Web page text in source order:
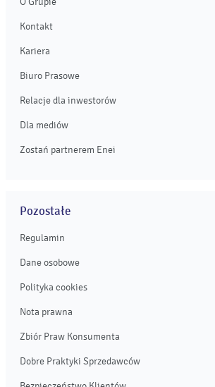
Kontakt
Kariera
Biuro Prasowe
Relacje dla inwestorów
Dla mediów
Zostań partnerem Enei
Pozostałe
Regulamin
Dane osobowe
Polityka cookies
Nota prawna
Zbiór Praw Konsumenta
Dobre Praktyki Sprzedawców